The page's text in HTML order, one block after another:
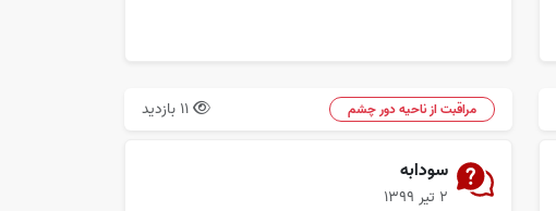
مراقبت از ناحیه دور چشم
سودابه
۲ تیر ۱۳۹۹